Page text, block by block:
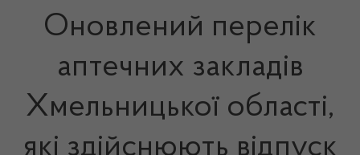
Оновлений перелік
аптечних закладів
Хмельницької області,
які здійснюють відпуск